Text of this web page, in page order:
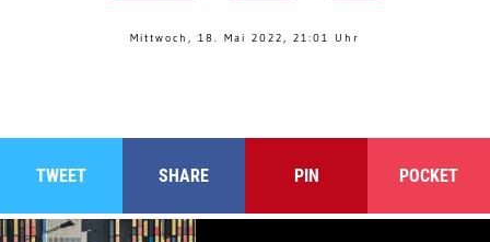
Mittwoch, 18. Mai 2022, 21:01 Uhr
TWEET SHARE PIN POCKET